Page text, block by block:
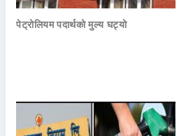
पेट्रोलियम पदार्थको मुल्य घट्यो